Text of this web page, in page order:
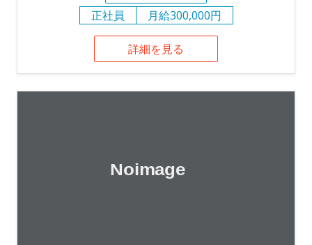
正社員
月給300,000円
詳細を見る